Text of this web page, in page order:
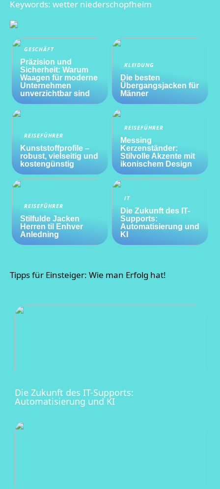
Keywords: wetter niederschopfheim
GESCHÄFT
Präzision und
Sicherheit: Warum
Waagen für moderne
Unternehmen
unverzichtbar sind
KLEIDUNG
Die besten
Übergangsjacken für
Männer
REISEFÜHRER
Kunststoffprofile –
robust, vielseitig und
kostengünstig
REISEFÜHRER
Messing
Kerzenständer:
Stilvolle Akzente mit
ikonischem Design
REISEFÜHRER
Stilfulde Jacken
Herren til Enhver
Anledning
IT
Die Zukunft des IT-
Supports:
Automatisierung und
KI
Tipps für Einsteiger: Wie man Erfolg hat!
Die Zukunft des IT-Supports:
Automatisierung und KI